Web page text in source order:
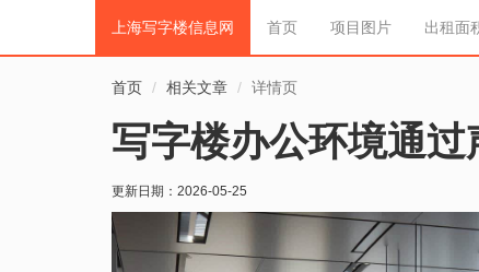
上海写字楼信息网 首页 项目图片 出租面
首页 相关文章 详情页
写字楼办公环境通
更新日期： 2026-05-25